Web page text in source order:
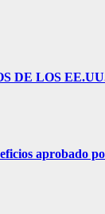
LOS
aprobado